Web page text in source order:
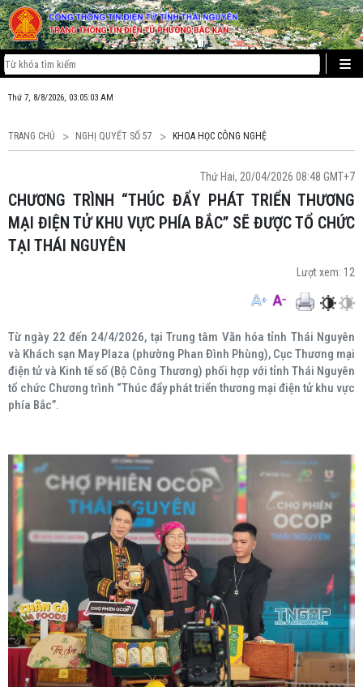
Thứ 7, 8/8/2026, 03:05:03 AM
TRANG CHỦ NGHỊ QUYẾT SỐ 57 KHOA HỌC CÔNG NGHỆ
Thứ Hai, 20/04/2026 08:48 GMT+7
CHƯƠNG TRÌNH “THÚC ĐẨY PHÁT TRIỂN THƯƠNG
MẠI ĐIỆN TỬ KHU VỰC PHÍA BẮC” SẼ ĐƯỢC TỔ CHỨC
TẠI THÁI NGUYÊN
Lượt xem: 12
Từ ngày 22 đến 24/4/2026, tại Trung tâm Văn hóa tỉnh Thái Nguyên
và Khách sạn May Plaza (phường Phan Đình Phùng), Cục Thương mại
điện tử và Kinh tế số (Bộ Công Thương) phối hợp với tỉnh Thái Nguyên
tổ chức Chương trình “Thúc đẩy phát triển thương mại điện tử khu vực
phía Bắc”.